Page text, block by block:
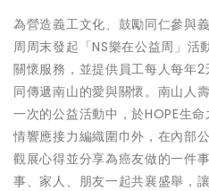
為營造義工文化、鼓勵同仁參與
周周末發起「NS樂在公益周」活
關懷服務，並提供員工每人每年
同傳遞南山的愛與關懷。南山人
一次的公益活動中，於HOPE生
情響應接力編織圍巾外，在內部
觀展心得並分享為癌友做的一件
事、家人、朋友一起共襄盛舉，讓